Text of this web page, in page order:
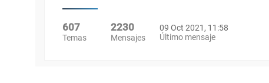
607
Temas
2230
Mensajes
09 Oct 2021, 11:58
Último mensaje